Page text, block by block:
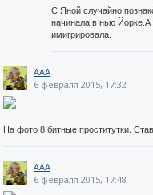
С Яной случайно
начинала в нью
имигрировала.
AAA
6 февраля 2015, 17:32
На фото 8 битные проститутки.
AAA
6 февраля 2015, 17:48